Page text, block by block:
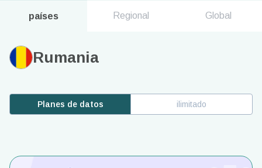
países Regional Global
Rumania
Planes de datos ilimitado